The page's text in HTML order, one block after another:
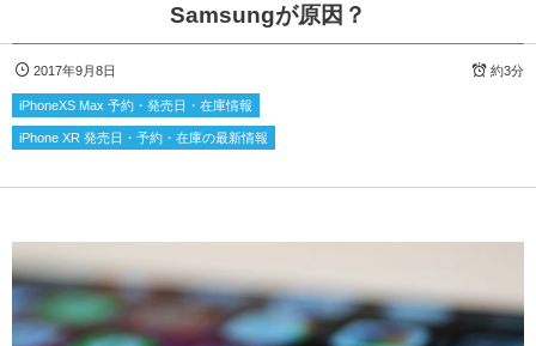
Samsungが原因？
2017年9月8日 約3分
iPhoneXS Max 予約・発売日・在庫情報
iPhone XR 発売日・予約・在庫の最新情報